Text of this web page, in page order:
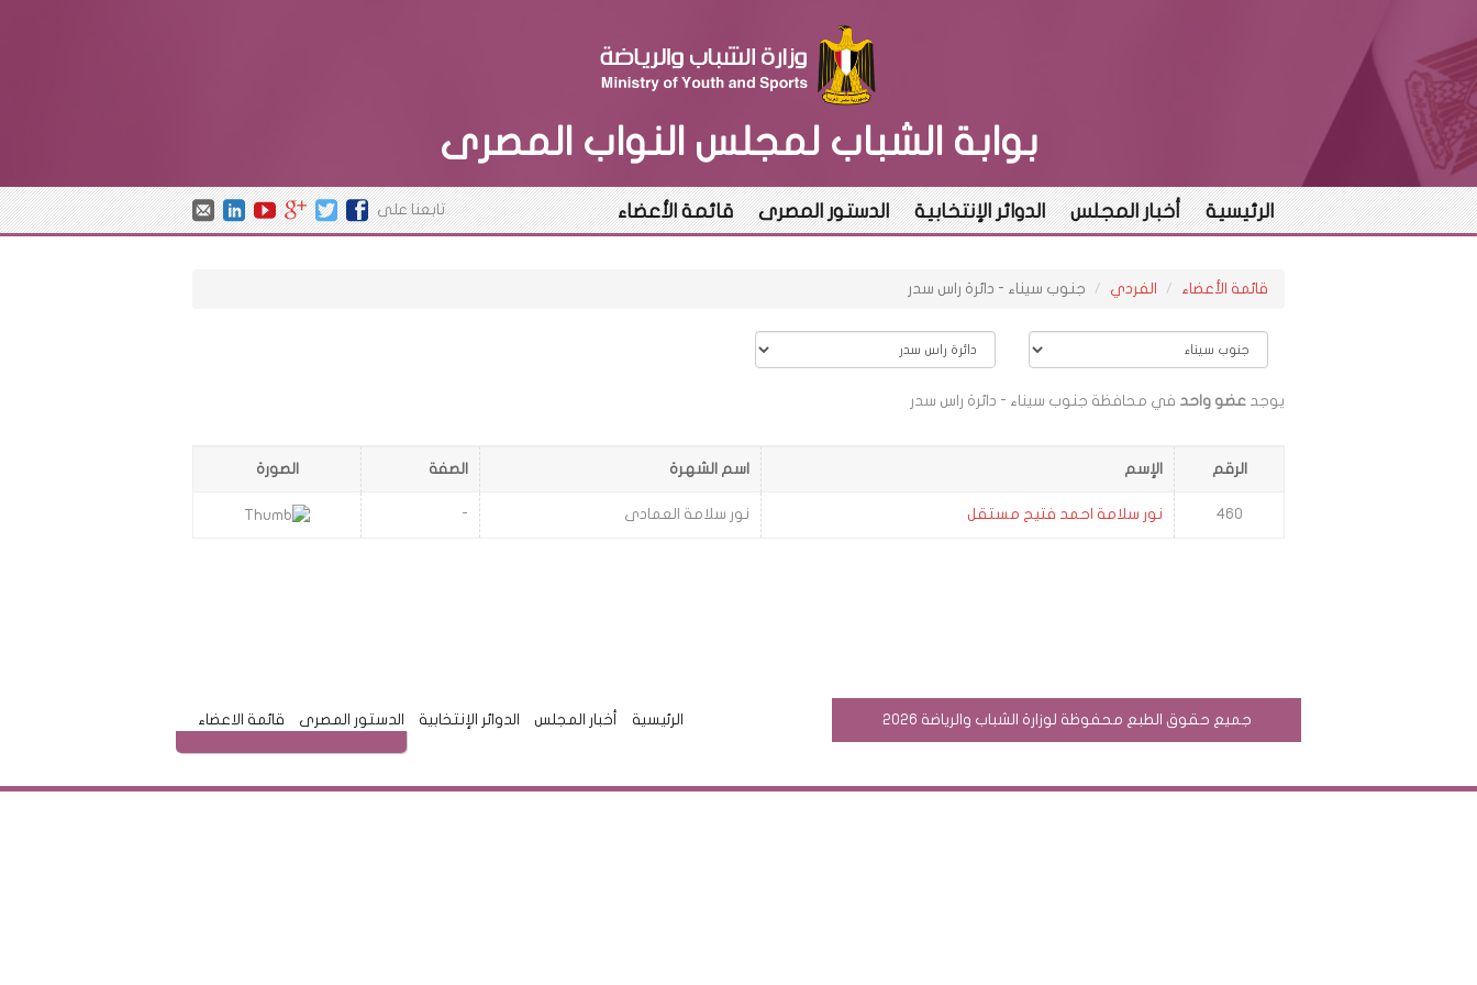
بوابة الشباب لمجلس النواب المصرى
الرئيسية أخبار المجلس الدوائر الإنتخابية الدستور المصرى قائمة الأعضاء تابعنا على
قائمة الأعضاء الفردي جنوب سيناء - دائرة راس سدر
يوجد عضو واحد في محافظة جنوب سيناء - دائرة راس سدر
الرقم الإسم اسم الشهرة الصفة الصورة
460 نور سلامة احمد فتيح مستقل نور سلامة العمادى -
الرئيسية أخبار المجلس الدوائر الإنتخابية الدستور المصرى قائمة الاعضاء جميع حقوق الطبع محفوظة لوزارة الشباب والرياضة 2026